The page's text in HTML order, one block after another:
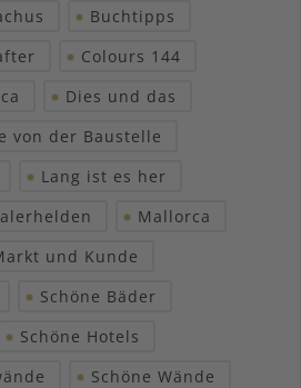
Buchtipps
Colours 144
Dies und das
von der Baustelle
Lang ist es her
Mallorca
und Kunde
Schöne Bäder
Schöne Hotels
Schöne Wände